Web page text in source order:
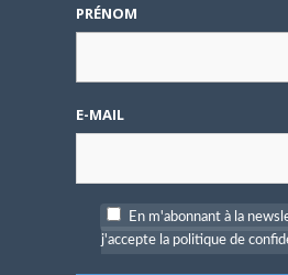
* Diverses
20h30, à la péniche
entre les ponts
au 4 du Quai
PRÉNOM
E-MAIL
En m'abonnant à la
j'accepte la politique de